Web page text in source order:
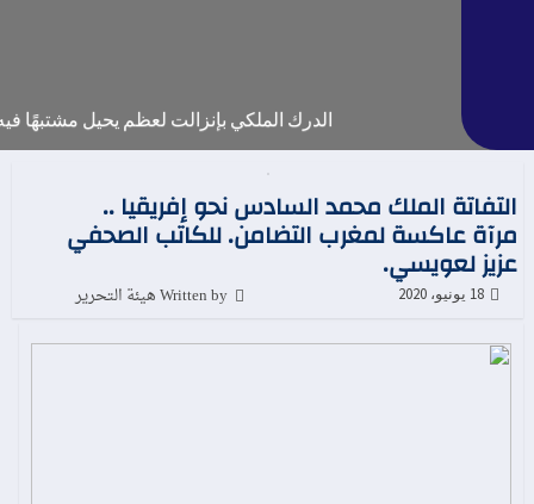
الدرك الملكي بإنزالت لعظم يحيل مشتبهًا فيه
التفاتة الملك محمد السادس نحو إفريقيا ..
مرآة عاكسة لمغرب التضامن. للكاتب الصحفي
عزيز لعويسي.
18 يونيو، 2020